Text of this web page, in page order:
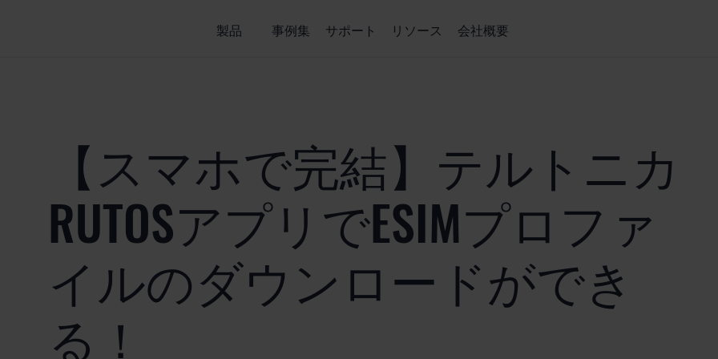
製品 事例集 サポート リソース 会社概要
【スマホで完結】テルトニカ
RUTOSアプリでESIMプロファ
イルのダウンロードができ
る！